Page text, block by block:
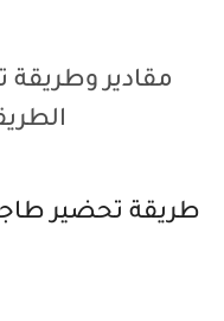
مقادير
طريقة تحضير